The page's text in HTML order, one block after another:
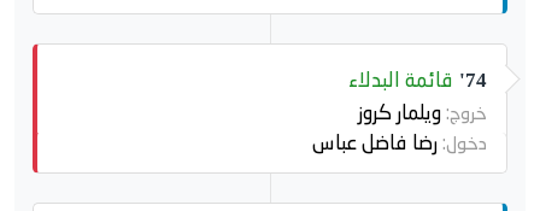
74' قائمة البدلاء
خروج:ويلمار كروز
دخول:رضا فاضل عباس